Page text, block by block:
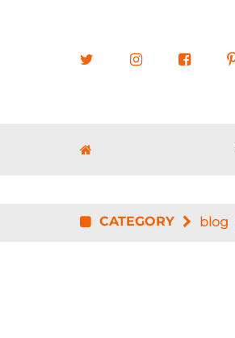
CATEGORY blog